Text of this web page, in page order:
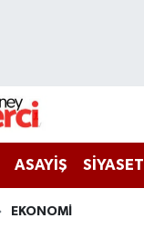
ASAYİŞ SİYASET
EKONOMİ